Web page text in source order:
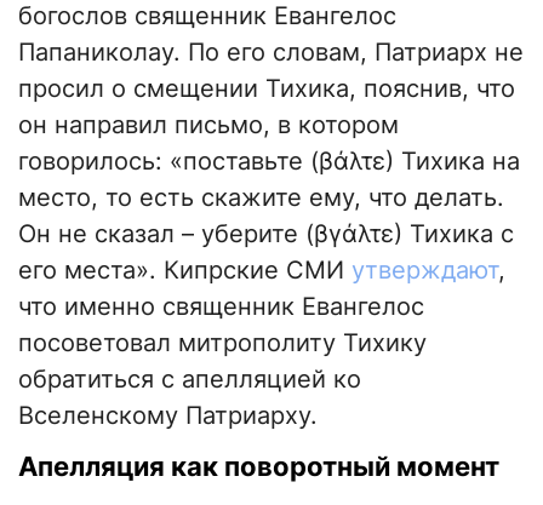
богослов священник Евангелос
Папаниколау. По его словам, Патриарх не
просил о смещении Тихика, пояснив, что
он направил письмо, в котором
говорилось: «поставьте (βάλτε) Тихика на
место, то есть скажите ему, что делать.
Он не сказал – уберите (βγάλτε) Тихика с
его места». Кипрские СМИ утверждают,
что именно священник Евангелос
посоветовал митрополиту Тихику
обратиться с апелляцией ко
Вселенскому Патриарху.
Апелляция как поворотный момент